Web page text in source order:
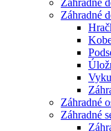
Záhradné
Záhradné
Záhradné